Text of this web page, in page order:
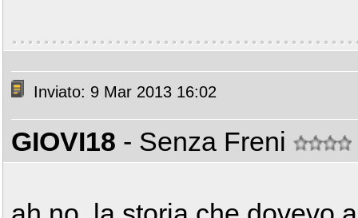
Inviato: 9 Mar 2013 16:02
GIOVI18 - Senza Freni